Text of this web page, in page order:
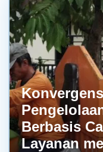
Berbasis
Layanan